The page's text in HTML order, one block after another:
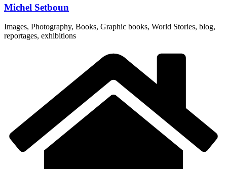
Michel Setboun
Images, Photography, Books, Graphic books, World Stories, blog,
reportages, exhibitions